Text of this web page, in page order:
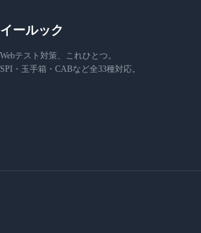
イールック
Webテスト対策、これひとつ。
SPI・玉手箱・CABなど全33種対応。